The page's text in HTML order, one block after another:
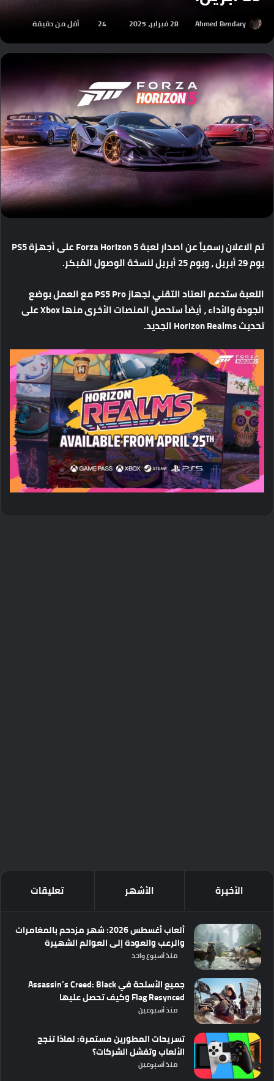
Ahmed Bendary 28 فبراير، 2025 24 أقل من دقيقة
تمالاعلانرسمياًعناصدارلعبة علىأجهزة
يوم
أبريل،ويوم أبريللنسخةالوصولالمُبكر.
اللعبةستدعمالعتادالتقنيلجهاز معالعملبوضع
الجودةوالأداء،أيضاًستحصلالمنصاتالأخرىمنها
على
تحديثHorizon Realmsالجديد.
الأخيرة الأشهر تعليقات
ألعاب أغسطس 2026: شهر مزدحم بالمغامرات
والرعب والعودة إلى العوالم الشهيرة
منذ أسبوع واحد
جميع الأسلحة في Assassin’s Creed: Black
Flag Resynced وكيف تحصل عليها
منذ أسبوعين
تسريحات المطورين مستمرة: لماذا تنجح
الألعاب وتفشل الشركات؟
منذ أسبوعين